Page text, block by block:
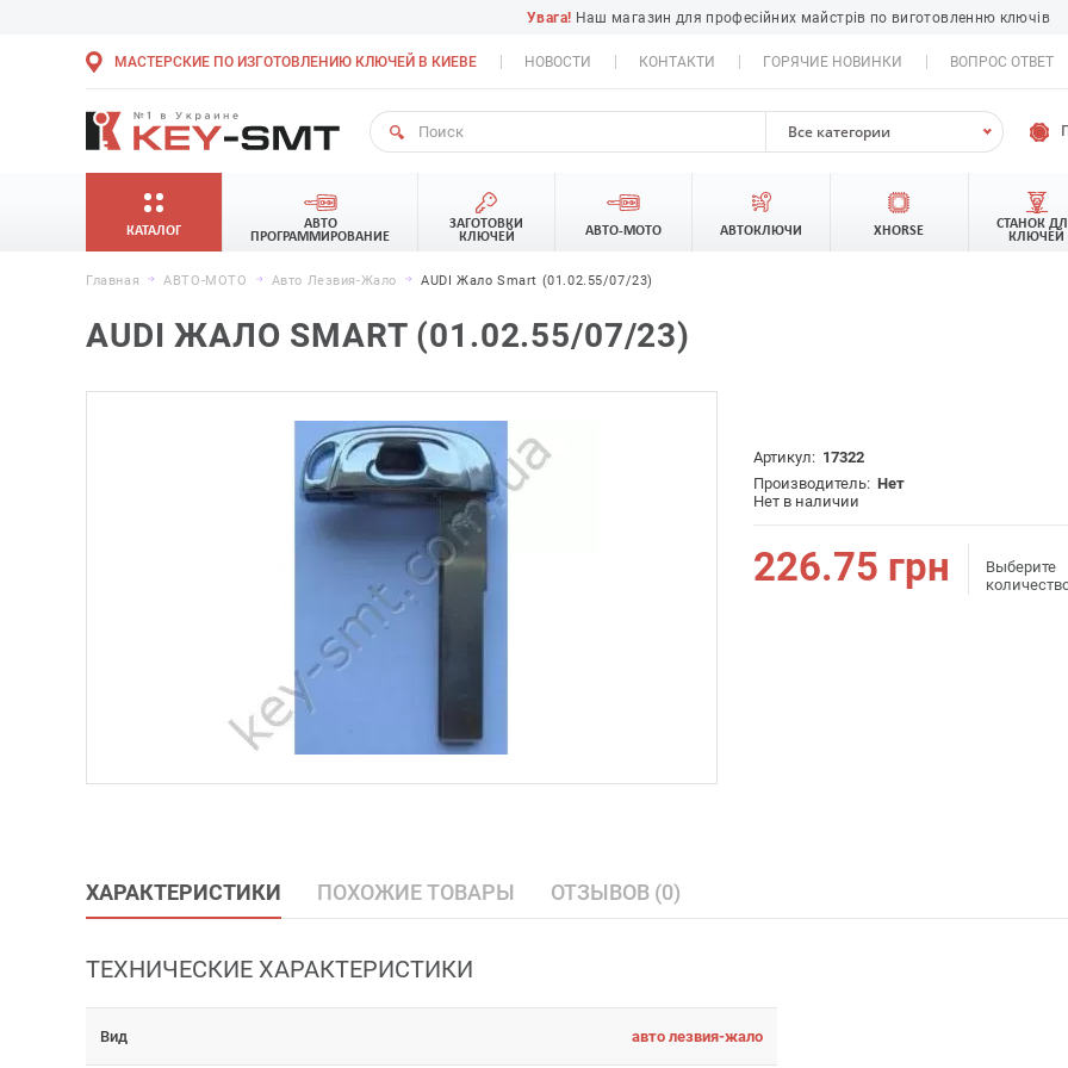
Увага! Наш магазин для професійних майстрів по виготовленню ключів
МАСТЕРСКИЕ ПО ИЗГОТОВЛЕНИЮ КЛЮЧЕЙ В КИЕВЕ НОВОСТИ КОНТАКТИ ГОРЯЧИЕ НОВИНКИ ВОПРОС ОТВЕТ
Все категории
КАТАЛОГ
АВТО
ПРОГРАММИРОВАНИЕ
ЗАГОТОВКИ
КЛЮЧЕЙ
АВТО-МОТО АВТОКЛЮЧИ XHORSE
СТАНОК
КЛЮЧЕЙ
Главная АВТО-МОТО Авто Лезвия-Жало AUDI Жало Smart (01.02.55/07/23)
AUDI ЖАЛО SMART (01.02.55/07/23)
Артикул: 17322
Производитель: Нет
Нет в наличии
226.75 грн
Выберите
ХАРАКТЕРИСТИКИ ПОХОЖИЕ ТОВАРЫ ОТЗЫВОВ (0)
ТЕХНИЧЕСКИЕ ХАРАКТЕРИСТИКИ
Вид авто лезвия-жало